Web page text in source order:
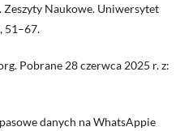
Naukowe. Uniwersytet
51–67.
Pobrane 28 czerwca 2025 r. z:
danych na WhatsAppie